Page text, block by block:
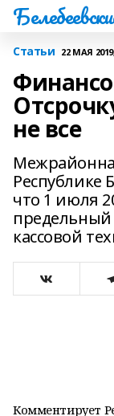
Статьи 22 МАЯ
не все
Республике
что 1 июля
предельный
кассовой
Комментирует